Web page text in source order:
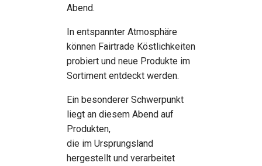
Abend.
In entspannter Atmosphäre
können Fairtrade Köstlichkeiten
probiert und neue Produkte im
Sortiment entdeckt werden.
Ein besonderer Schwerpunkt
liegt an diesem Abend auf
Produkten,
die im Ursprungsland
hergestellt und verarbeitet